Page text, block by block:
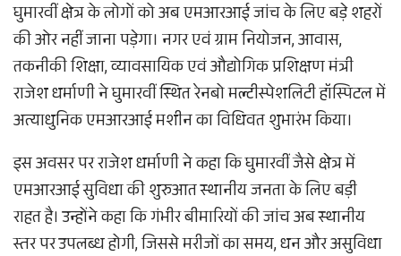
घुमारवीं क्षेत्र के लोगों को अब एमआरआई जांच के लिए बड़े शहरों
की ओर नहीं जाना पड़ेगा। नगर एवं ग्राम नियोजन, आवास,
तकनीकी शिक्षा, व्यावसायिक एवं औद्योगिक प्रशिक्षण मंत्री
राजेश धर्माणी ने घुमारवीं स्थित रेनबो मल्टीस्पेशलिटी हॉस्पिटल में
अत्याधुनिक एमआरआई मशीन का विधिवत शुभारंभ किया।
इस अवसर पर राजेश धर्माणी ने कहा कि घुमारवीं जैसे क्षेत्र में
एमआरआई सुविधा की शुरुआत स्थानीय जनता के लिए बड़ी
राहत है। उन्होंने कहा कि गंभीर बीमारियों की जांच अब स्थानीय
स्तर पर उपलब्ध होगी, जिससे मरीजों का समय, धन और असुविधा